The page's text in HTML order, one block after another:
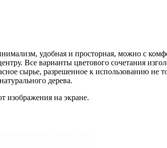
удобная и просторная, можно с
Все варианты цветового сочетания
сырье, разрешенное к использованию
дерева.
изображения на экране.